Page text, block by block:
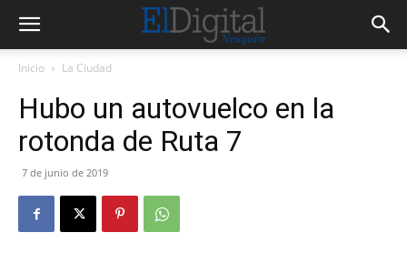
Inicio La Ciudad
Hubo un autovuelco en la
rotonda de Ruta 7
7 de junio de 2019